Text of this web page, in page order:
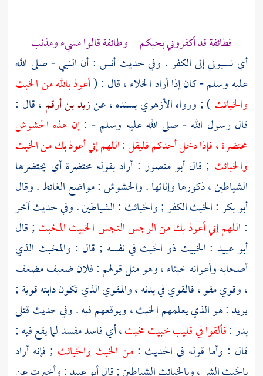
فطائفة قد أكفروني بحبكم وطائفة قالوا مسيء ومذنب
أي نسبوني إلى الكفر . وفي حديثأنس : أن النبي - صلى الله
عليه وسلم - كان إذا أراد الخلاء ، قال : (أعوذ بالله من الخبث
والخبائث) ; ورواهالأزهريبسنده ، عنزيد بن أرقم ، قال :
قال رسول الله - صلى الله عليه وسلم - :إن هذه الحشوش
محتضرة ، فإذا دخل أحدكم فليقل : اللهم إني أعوذ بك من الخبث
والخبائث ; قال أبو منصور : أراد بقوله محتضرة أي يحتضرها
الشياطين ، ذكورها وإناثها . والحشوش : مواضع الغائط . وقال
أبو بكر: الخبث الكفر ; والخبائث : الشياطين . وفي حديث آخر
: اللهم إني أعوذ بك من الرجس النجس الخبيث المخبث; قال
أبو عبيد : الخبيث ذو الخبث في نفسه ; قال : والمخبث الذي
أصحابه وأعوانه خبثاء ، وهو مثل قولهم : فلان ضعيف مضعف
، وقوي مقو ، فالقوي في بدنه ، والمقوي الذي تكون دابته قوية ;
يريد : هو الذي يعلمهم الخبث ، ويوقعهم فيه . وفي حديث قتلى
بدر :فألقوا في قليب خبيث مخبث، أي فاسد مفسد لما يقع فيه ;
قال : وأما قوله في الحديث :من الخبث والخبائث ; فإنه أراد